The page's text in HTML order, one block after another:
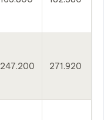
247.200 271.920